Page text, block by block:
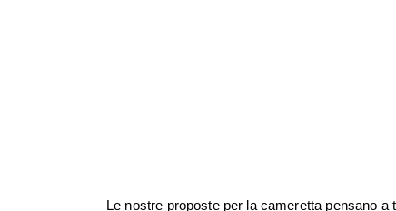
Le nostre proposte per la cameretta pensano